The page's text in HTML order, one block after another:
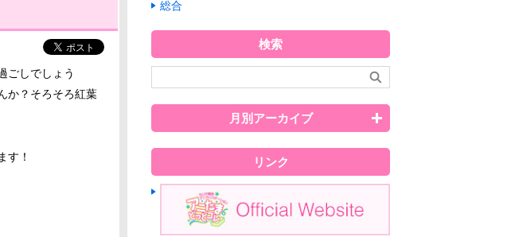
ごしでしょう
か？そろそろ紅葉
す！
総合
検索
月別アーカイブ
リンク